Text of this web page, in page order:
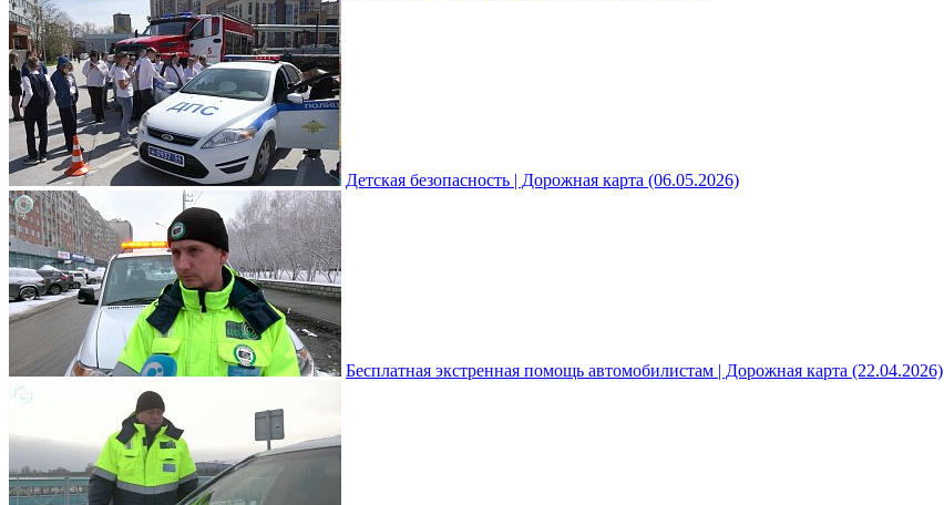
Детская безопасность | Дорожная карта (06.05.2026)
Бесплатная экстренная помощь автомобилистам | Дорожная карта (22.04.2026)